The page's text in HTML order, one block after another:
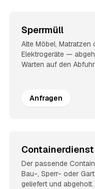
Sperrmüll
Alte Möbel, Matratzen
Elektrogeräte —
Warten auf den
Anfragen
Containerdienst
Der passende
Bau-, Sperr- oder
geliefert und abgeholt.